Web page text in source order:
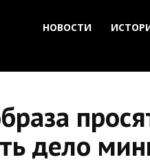
НОВОСТИ
дело